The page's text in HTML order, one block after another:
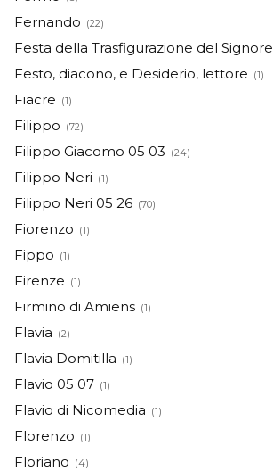
Fernando (22)
Festa della Trasfigurazione del Signore
Festo, diacono, e Desiderio, lettore (1)
Fiacre (1)
Filippo (72)
Filippo Giacomo 05 03 (24)
Filippo Neri (1)
Filippo Neri 05 26 (70)
Fiorenzo (1)
Fippo (1)
Firenze (1)
Firmino di Amiens (1)
Flavia (2)
Flavia Domitilla (1)
Flavio 05 07 (1)
Flavio di Nicomedia (1)
Florenzo (1)
Floriano (4)